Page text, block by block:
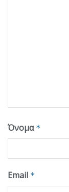
Όνομα *
Email *